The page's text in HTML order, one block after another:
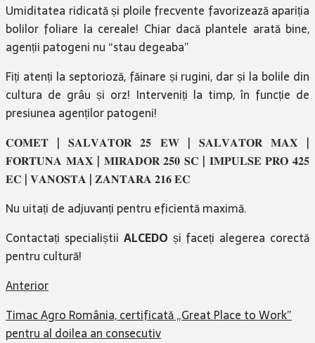
Umiditatea ridicată și ploile frecvente favorizează apariția
bolilor foliare la cereale! Chiar dacă plantele arată bine,
agenții patogeni nu “stau degeaba”
Fiți atenți la septorioză, făinare și rugini, dar și la bolile din
cultura de grâu și orz! Interveniți la timp, în funcție de
presiunea agenților patogeni!
𝐂𝐎𝐌𝐄𝐓 | 𝐒𝐀𝐋𝐕𝐀𝐓𝐎𝐑 𝟐𝟓 𝐄𝐖 | 𝐒𝐀𝐋𝐕𝐀𝐓𝐎𝐑 𝐌𝐀𝐗 |
𝐅𝐎𝐑𝐓𝐔𝐍𝐀 𝐌𝐀𝐗 | 𝐌𝐈𝐑𝐀𝐃𝐎𝐑 𝟐𝟓𝟎 𝐒𝐂 | 𝐈𝐌𝐏𝐔𝐋𝐒𝐄 𝐏𝐑𝐎 𝟒𝟐𝟓
𝐄𝐂 | 𝐕𝐀𝐍𝐎𝐒𝐓𝐀 | 𝐙𝐀𝐍𝐓𝐀𝐑𝐀 𝟐𝟏𝟔 𝐄𝐂
Nu uitați de adjuvanți pentru eficientă maximă.
Contactați specialiștii ALCEDO și faceți alegerea corectă
pentru cultură!
Anterior
Timac Agro România, certificată „Great Place to Work”
pentru al doilea an consecutiv